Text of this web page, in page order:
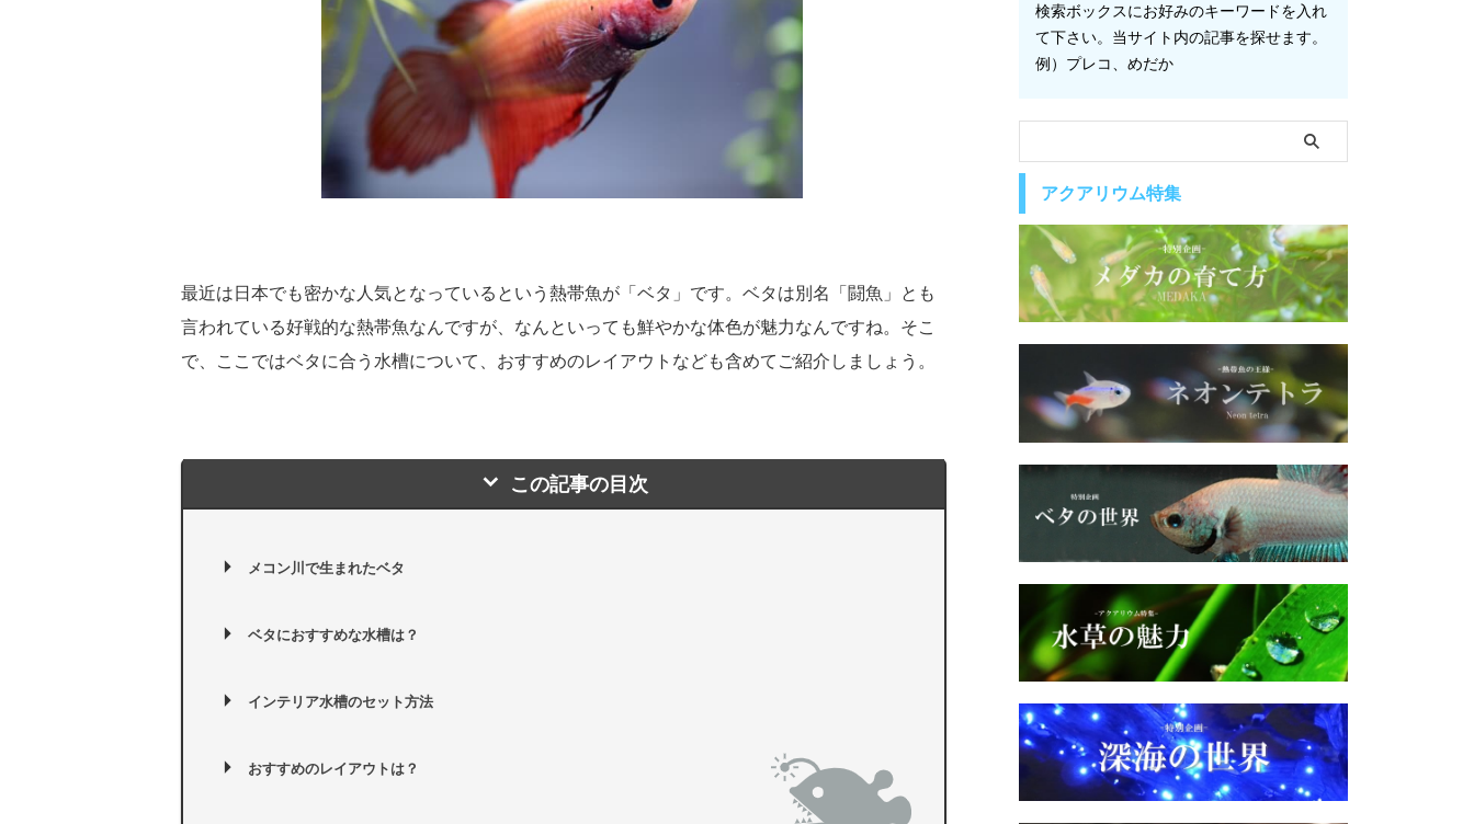
最近は日本でも密かな人気となっているという熱帯魚が「ベタ」です。ベタは別名「闘魚」とも
言われている好戦的な熱帯魚なんですが、なんといっても鮮やかな体色が魅力なんですね。そこ
で、ここではベタに合う水槽について、おすすめのレイアウトなども含めてご紹介しましょう。
この記事の目次
メコン川で生まれたベタ
ベタにおすすめな水槽は？
インテリア水槽のセット方法
おすすめのレイアウトは？
検索ボックスにお好みのキーワードを入れ
て下さい。当サイト内の記事を探せます。
例）プレコ、めだか
アクアリウム特集